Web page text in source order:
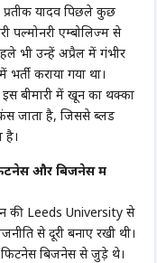
प्रतीक यादव पिछले कुछ
पल्मोनरी एम्बोलिज्म से
भी उन्हें अप्रैल में गंभीर
कराया गया था।
बीमारी में खून का थक्का
जाता है, जिससे ब्लड
है।
और बिजनेस में
की Leeds University से
से दूरी बनाए रखी थी।
बिजनेस से जुड़े थे।